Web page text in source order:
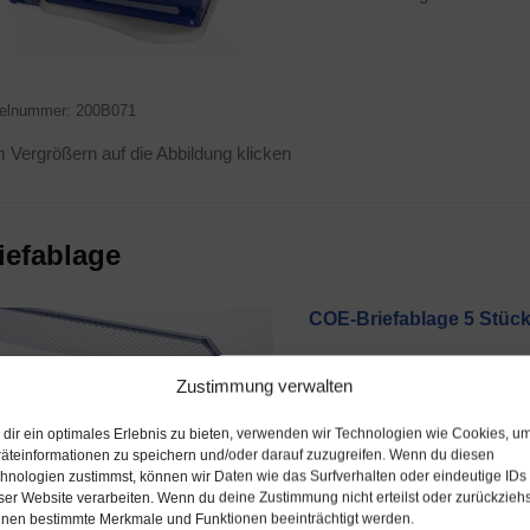
Zustimmung verwalten
dir ein optimales Erlebnis zu bieten, verwenden wir Technologien wie Cookies,
zu speichern und/oder darauf zuzugreifen. Wenn du diesen
zustimmst, können wir Daten wie das Surfverhalten oder eindeutige IDs
Website verarbeiten. Wenn du deine Zustimmung nicht erteilst oder
bestimmte Merkmale und Funktionen beeinträchtigt werden.
200B071
Ver­grö­ßern auf die Abbil­dung klicken
COE-Brief­ab­la­ge 5 Stück
Mate­ri­al: Aluminium
Höhe: 8 cm
Tie­fe: 38 cm